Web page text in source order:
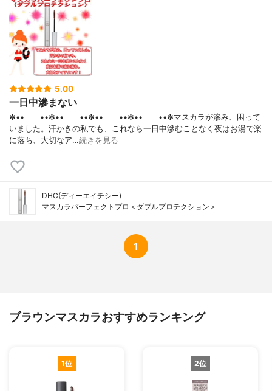
5.00
一日中滲まない
✼••┈┈••✼••┈┈••✼••┈┈••✼••┈┈••✼マスカラが滲み、困って
いました。汗かきの私でも、これなら一日中滲むことなく夜はお湯で楽
に落ち、大切なア…続きを見る
DHC(ディーエイチシー)
マスカラパーフェクトプロ＜ダブルプロテクション＞
1
ブラウンマスカラおすすめランキング
1位 2位